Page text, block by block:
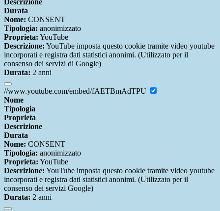
Descrizione
Durata
Nome: CONSENT
Tipologia: anonimizzato
Proprieta: YouTube
Descrizione: YouTube imposta questo cookie tramite video youtube
incorporati e registra dati statistici anonimi. (Utilizzato per il
consenso dei servizi di Google)
Durata: 2 anni
//www.youtube.com/embed/fAETBmAdTPU
Nome
Tipologia
Proprieta
Descrizione
Durata
Nome: CONSENT
Tipologia: anonimizzato
Proprieta: YouTube
Descrizione: YouTube imposta questo cookie tramite video youtube
incorporati e registra dati statistici anonimi. (Utilizzato per il
consenso dei servizi Google)
Durata: 2 anni